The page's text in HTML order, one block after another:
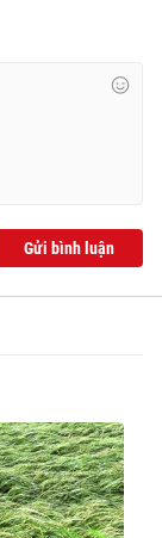
Gửi bình luận